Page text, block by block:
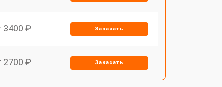
3400 ₽ Заказать
2700 ₽ Заказать